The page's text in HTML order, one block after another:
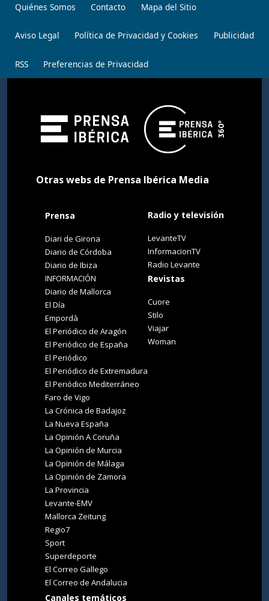
Quiénes Somos Contacto Mapa del Sitio
Aviso Legal Política de Privacidad y Cookies Publicidad
RSS Preferencias de Privacidad
Otras webs de Prensa Ibérica Media
Prensa
Diari de Girona
Diario de Córdoba
Diario de Ibiza
INFORMACIÓN
Diario de Mallorca
El Día
Empordà
El Periódico de Aragón
El Periódico de España
El Periódico
El Periódico de Extremadura
El Periódico Mediterráneo
Faro de Vigo
La Crónica de Badajoz
La Nueva España
La Opinión A Coruña
La Opinión de Murcia
La Opinión de Málaga
La Opinión de Zamora
La Provincia
Levante-EMV
Mallorca Zeitung
Regio7
Sport
Superdeporte
El Correo Gallego
El Correo de Andalucia
Canales temáticos
Radio y televisión
LevanteTV
InformacionTV
Radio Levante
Revistas
Cuore
Stilo
Viajar
Woman